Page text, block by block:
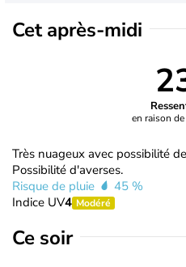
Cet après-midi
en raison
Très nuageux avec possibilité
Possibilité d'averses.
Risque de pluie
45 %
Indice UV4 Modéré
Ce soir